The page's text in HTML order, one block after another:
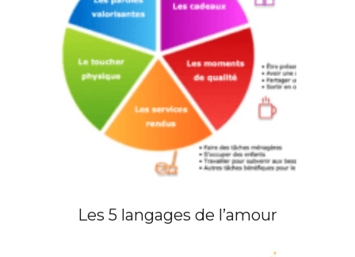
Les 5 langages de l’amour